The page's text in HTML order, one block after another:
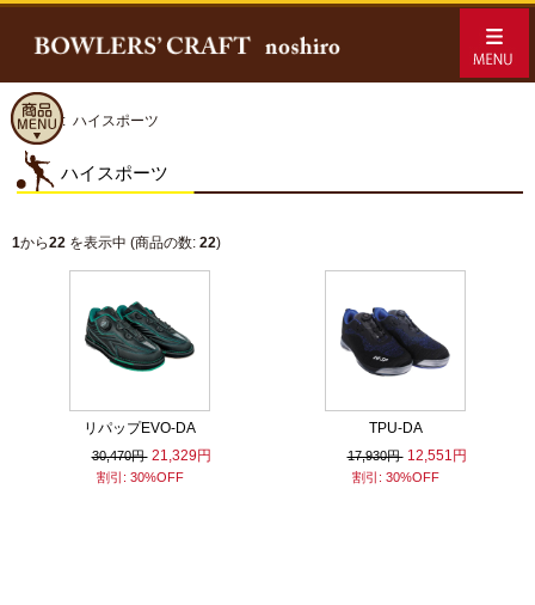
ホーム:: ハイスポーツ
ハイスポーツ
1から22 を表示中 (商品の数: 22)
リパップEVO-DA
30,470円 21,329円
割引: 30%OFF
TPU-DA
17,930円 12,551円
割引: 30%OFF